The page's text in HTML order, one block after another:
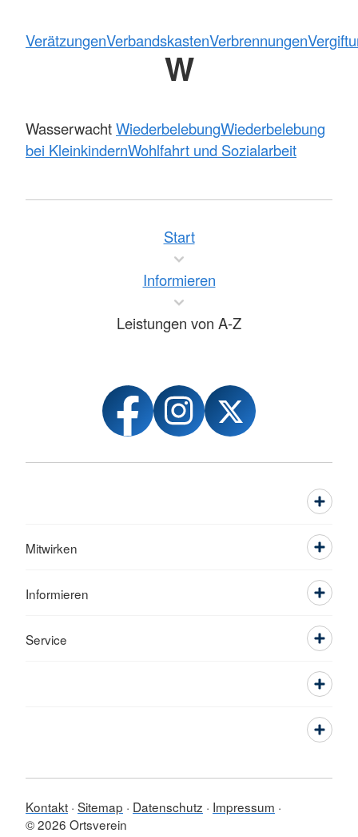
VerätzungenVerbandskastenVerbrennungen
W
WasserwachtWiederbelebungWiederbelebung
bei KleinkindernWohlfahrt und Sozialarbeit
Start
Informieren
Leistungen von A-Z
Mitwirken
Informieren
Service
Kontakt Sitemap Datenschutz
Impressum
© 2026 Ortsverein